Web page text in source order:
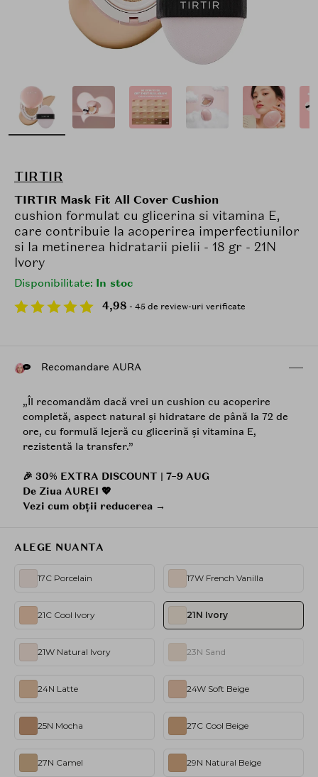
TIRTIR
TIRTIR Mask Fit All Cover Cushion
cushion formulat cu glicerina si vitamina E,
care contribuie la acoperirea imperfectiunilor
si la metinerea hidratarii pielii - 18 gr - 21N
Ivory
Disponibilitate: In stoc
4,98 - 45 de review-uri verificate
Recomandare AURA
„Îl recomandăm dacă vrei un cushion cu acoperire
completă, aspect natural și hidratare de până la 72 de
ore, cu formulă lejeră cu glicerină și vitamina E,
rezistentă la transfer.”
🎉 30% EXTRA DISCOUNT | 7–9 AUG
De Ziua AUREI 💖
Vezi cum obții reducerea →
ALEGE NUANTA
17C Porcelain 17W French Vanilla
21C Cool Ivory 21N Ivory
21W Natural Ivory 23N Sand
24N Latte 24W Soft Beige
25N Mocha 27C Cool Beige
27N Camel 29N Natural Beige